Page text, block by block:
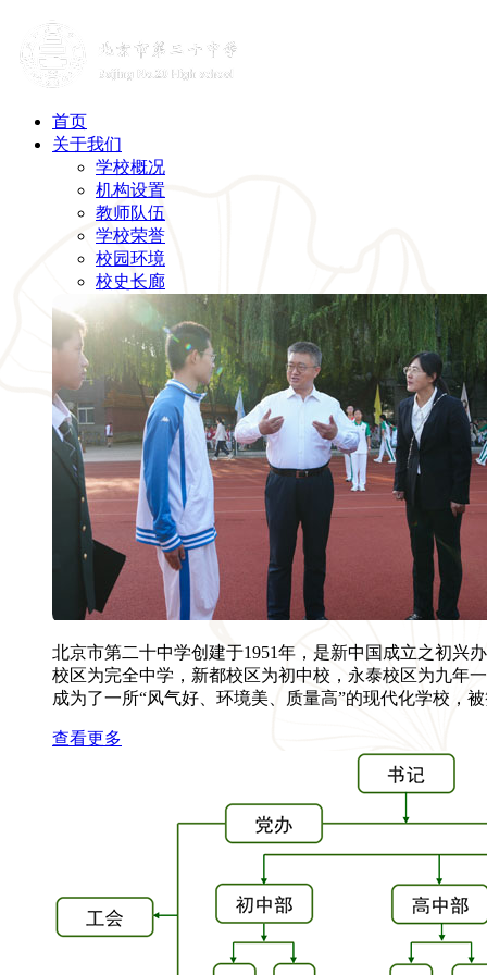
首页
关于我们
学校概况
机构设置
教师队伍
学校荣誉
校园环境
校史长廊
北京市第二十中学创建于1951年，是新中国成立之初兴
校区为完全中学，新都校区为初中校，永泰校区为九年
成为了一所“风气好、环境美、质量高”的现代化学校，
查看更多